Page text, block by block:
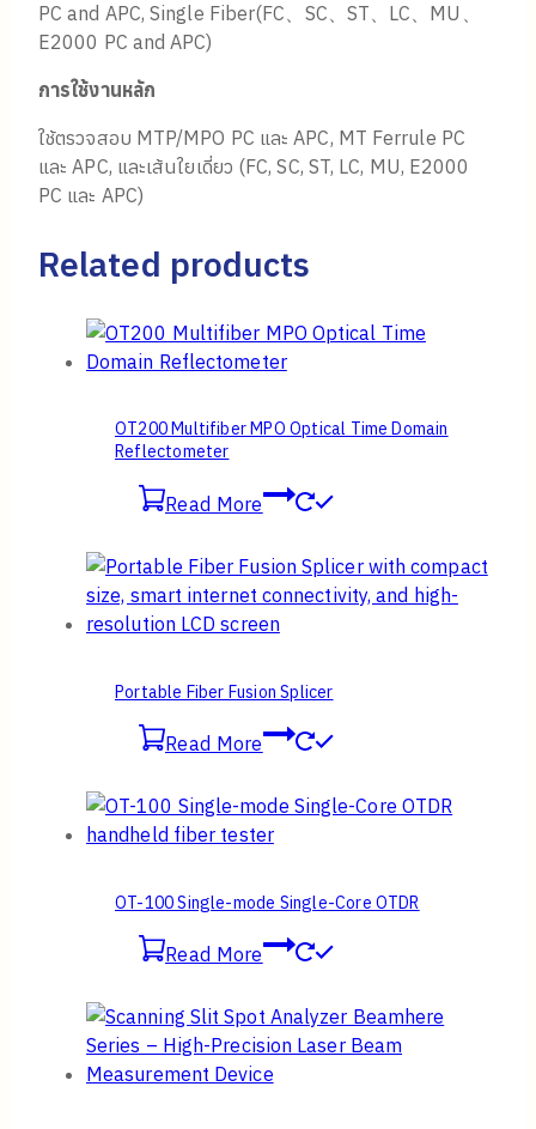
PC and APC, Single Fiber(FC、SC、ST、LC、MU、
E2000 PC and APC)
การใช้งานหลัก
ใช้ตรวจสอบ MTP/MPO PC และ APC, MT Ferrule PC
และ APC, และเส้นใยเดี่ยว (FC, SC, ST, LC, MU, E2000
PC และ APC)
Related products
OT200 Multifiber MPO Optical Time Domain
Reflectometer
Read More
Portable Fiber Fusion Splicer
Read More
OT-100 Single-mode Single-Core OTDR
Read More